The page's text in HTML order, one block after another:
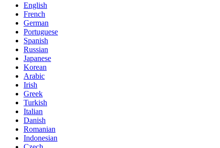
English
French
German
Portuguese
Spanish
Russian
Japanese
Korean
Arabic
Irish
Greek
Turkish
Italian
Danish
Romanian
Indonesian